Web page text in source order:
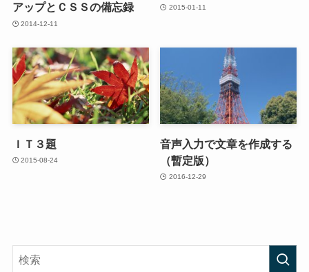
アップとＣＳＳの備忘録
2014-12-11
2015-01-11
ＩＴ３題
2015-08-24
音声入力で文章を作成する
（暫定版）
2016-12-29